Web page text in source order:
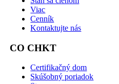
Viac
Cenník
Kontaktujte nás
CO CHKT
Certifikačný dom
Skúšobný poriadok